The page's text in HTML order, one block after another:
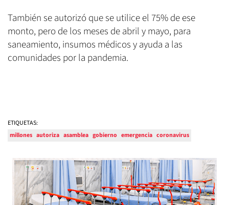
También se autorizó que se utilice el 75% de ese
monto, pero de los meses de abril y mayo, para
saneamiento, insumos médicos y ayuda a las
comunidades por la pandemia.
ETIQUETAS:
millones autoriza asamblea gobierno emergencia coronavirus